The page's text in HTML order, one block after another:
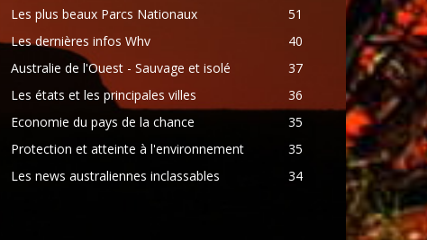
Les plus beaux Parcs Nationaux
51
Les dernières infos Whv
40
Australie de l'Ouest - Sauvage et isolé
37
Les états et les principales villes
36
Economie du pays de la chance
35
Protection et atteinte à l'environnement
35
Les news australiennes inclassables
34